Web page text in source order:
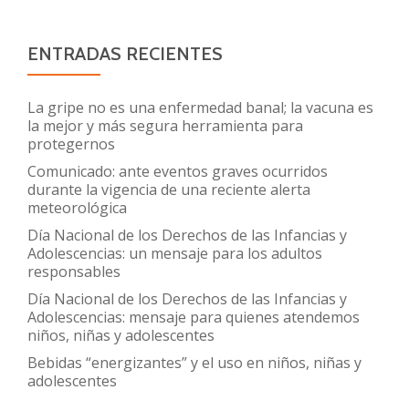
ENTRADAS RECIENTES
La gripe no es una enfermedad banal; la vacuna es
la mejor y más segura herramienta para
protegernos
Comunicado: ante eventos graves ocurridos
durante la vigencia de una reciente alerta
meteorológica
Día Nacional de los Derechos de las Infancias y
Adolescencias: un mensaje para los adultos
responsables
Día Nacional de los Derechos de las Infancias y
Adolescencias: mensaje para quienes atendemos
niños, niñas y adolescentes
Bebidas “energizantes” y el uso en niños, niñas y
adolescentes